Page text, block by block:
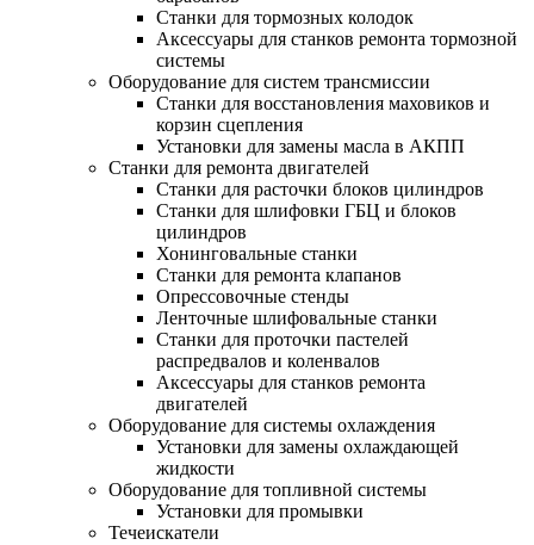
Станки для тормозных колодок
Аксессуары для станков ремонта тормозной
системы
Оборудование для систем трансмиссии
Станки для восстановления маховиков и
корзин сцепления
Установки для замены масла в АКПП
Станки для ремонта двигателей
Станки для расточки блоков цилиндров
Станки для шлифовки ГБЦ и блоков
цилиндров
Хонинговальные станки
Станки для ремонта клапанов
Опрессовочные стенды
Ленточные шлифовальные станки
Станки для проточки пастелей
распредвалов и коленвалов
Аксессуары для станков ремонта
двигателей
Оборудование для системы охлаждения
Установки для замены охлаждающей
жидкости
Оборудование для топливной системы
Установки для промывки
Течеискатели